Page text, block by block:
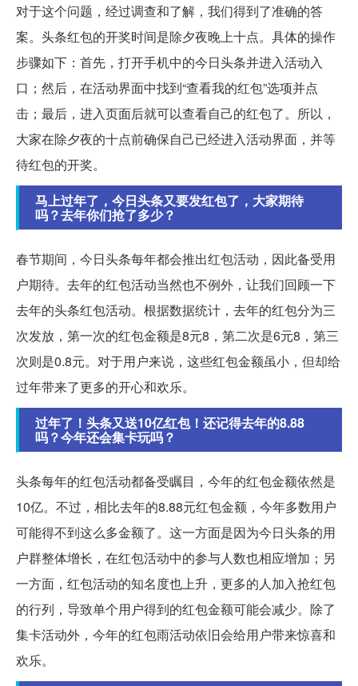
对于这个问题，经过调查和了解，我们得到了准确的答
案。头条红包的开奖时间是除夕夜晚上十点。具体的操作
步骤如下：首先，打开手机中的今日头条并进入活动入
口；然后，在活动界面中找到“查看我的红包”选项并点
击；最后，进入页面后就可以查看自己的红包了。所以，
大家在除夕夜的十点前确保自己已经进入活动界面，并等
待红包的开奖。
马上过年了，今日头条又要发红包了，大家期待
吗？去年你们抢了多少？
春节期间，今日头条每年都会推出红包活动，因此备受用
户期待。去年的红包活动当然也不例外，让我们回顾一下
去年的头条红包活动。根据数据统计，去年的红包分为三
次发放，第一次的红包金额是8元8，第二次是6元8，第三
次则是0.8元。对于用户来说，这些红包金额虽小，但却给
过年带来了更多的开心和欢乐。
过年了！头条又送10亿红包！还记得去年的8.88
吗？今年还会集卡玩吗？
头条每年的红包活动都备受瞩目，今年的红包金额依然是
10亿。不过，相比去年的8.88元红包金额，今年多数用户
可能得不到这么多金额了。这一方面是因为今日头条的用
户群整体增长，在红包活动中的参与人数也相应增加；另
一方面，红包活动的知名度也上升，更多的人加入抢红包
的行列，导致单个用户得到的红包金额可能会减少。除了
集卡活动外，今年的红包雨活动依旧会给用户带来惊喜和
欢乐。